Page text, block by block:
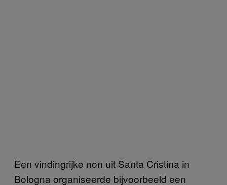
Een vindingrijke non uit Santa Cristina in
Bologna organiseerde bijvoorbeeld een